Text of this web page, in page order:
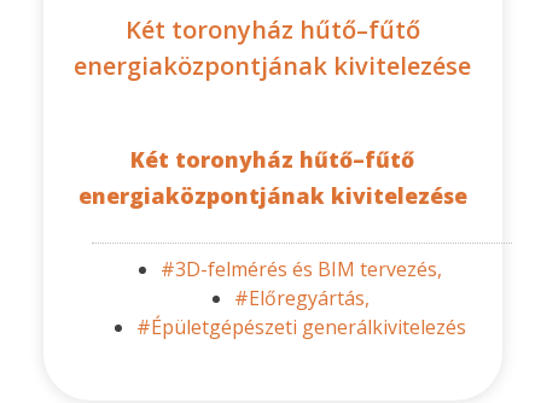
Két toronyház hűtő–fűtő
energiaközpontjának kivitelezése
Két toronyház hűtő–fűtő
energiaközpontjának kivitelezése
#3D-felmérés és BIM tervezés,
#Előregyártás,
#Épületgépészeti generálkivitelezés